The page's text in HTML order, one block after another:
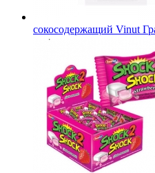
сокосодержащий Vinut